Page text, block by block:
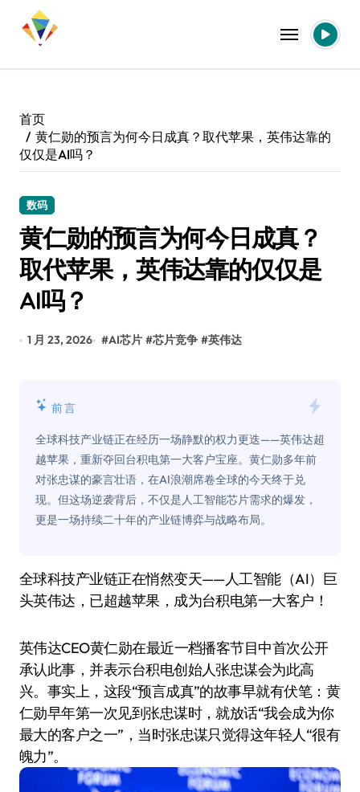
首页
黄仁勋的预言为何今日成真？取代苹果，英伟达靠的
仅仅是AI吗？
数码
黄仁勋的预言为何今日成真？
取代苹果，英伟达靠的仅仅是
AI吗？
1 月 23, 2026 #AI芯片 #芯片竞争 #英伟达
前言
全球科技产业链正在经历一场静默的权力更迭——英伟达超
越苹果，重新夺回台积电第一大客户宝座。黄仁勋多年前
对张忠谋的豪言壮语，在AI浪潮席卷全球的今天终于兑
现。但这场逆袭背后，不仅是人工智能芯片需求的爆发，
更是一场持续二十年的产业链博弈与战略布局。
全球科技产业链正在悄然变天——人工智能（AI）巨
头英伟达，已超越苹果，成为台积电第一大客户！
英伟达CEO黄仁勋在最近一档播客节目中首次公开
承认此事，并表示台积电创始人张忠谋会为此高
兴。事实上，这段“预言成真”的故事早就有伏笔：黄
仁勋早年第一次见到张忠谋时，就放话“我会成为你
最大的客户之一”，当时张忠谋只觉得这年轻人“很有
魄力”。